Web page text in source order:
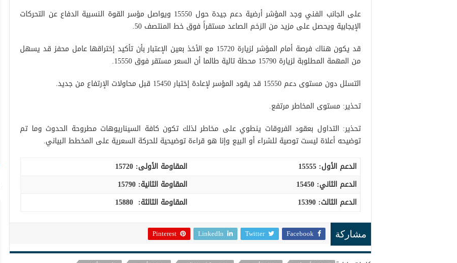
على الجانب الفني وجد المؤشر أرضية دعم جيدة حول 15550 ويواصل مؤسر القوة النسبية الدفاع عن التحركات
الإيجابية ويحصل على مزيد من الزخم الصاعد مستقراً فوق خط المنتصف 50.
قد يكون هناك فرصة أمام المؤشر لزيارة 15720 مع الأخذ بعين الإعتبار بأن تأكيد إختراقها عامل محفز قد يسهل
من المهمة المطلوبة لزيارة 15790 محطة تالية طالما أن السعر مستقر فوق 15550.
التسلل دون مستوى دعم 15550 قد يقود المؤسر لإعادة إختبار 15450 قبل محاولات الإرتفاع من جديد.
تحذير: مستوى المخاطر مرتفع.
تحذير: التداول بعقود الفروقات ينطوي على مخاطر لذلك تكون كافة السيناريوهات مطروحة الحدوث وما تم
توضيحه أعلاة ليست توصية للشراء أو البيع وإنا هو قراءة توضيحية للحركة السعرية على المخطط البياني.
الدعم الأول: 15555 المقاومة الأولى: 15720
الدعم الثاني: 15450 المقاومة الثانية: 15790
الدعم الثالث: المقاومة الثالثة: 15880
مشاركة Facebook
Twitter
LinkedIn
Pinterest